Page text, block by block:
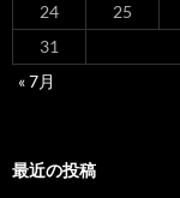
24
25
31
« 7月
最近の投稿